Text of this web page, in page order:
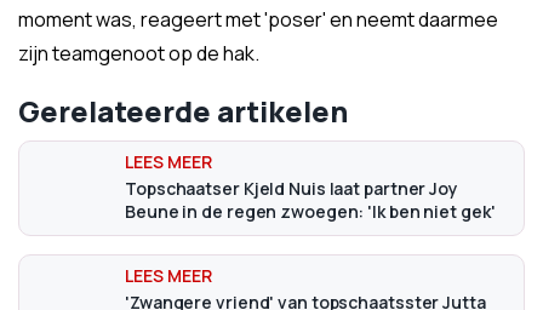
moment was, reageert met 'poser' en neemt daarmee
zijn teamgenoot op de hak.
Gerelateerde artikelen
Topschaatser Kjeld Nuis laat partner Joy
Beune in de regen zwoegen: 'Ik ben niet gek'
'Zwangere vriend' van topschaatsster Jutta